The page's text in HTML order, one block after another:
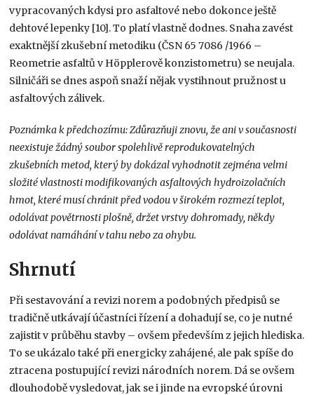
vypracovaných kdysi pro asfaltové nebo dokonce ještě
dehtové lepenky [10]. To platí vlastně dodnes. Snaha zavést
exaktnější zkušební metodiku (ČSN 65 7086 /1966 –
Reometrie asfaltů v Höpplerově konzistometru) se neujala.
Silničáři se dnes aspoň snaží nějak vystihnout pružnost u
asfaltových zálivek.
Poznámka k předchozímu: Zdůrazňuji znovu, že ani v současnosti
neexistuje žádný soubor spolehlivě reprodukovatelných
zkušebních metod, který by dokázal vyhodnotit zejména velmi
složité vlastnosti modifikovaných asfaltových hydroizolačních
hmot, které musí chránit před vodou v širokém rozmezí teplot,
odolávat povětrnosti plošně, držet vrstvy dohromady, někdy
odolávat namáhání v tahu nebo za ohybu.
Shrnutí
Při sestavování a revizi norem a podobných předpisů se
tradičně utkávají účastníci řízení a dohadují se, co je nutné
zajistit v průběhu stavby – ovšem především z jejich hlediska.
To se ukázalo také při energicky zahájené, ale pak spíše do
ztracena postupující revizi národních norem. Dá se ovšem
dlouhodobě vysledovat, jak se i jinde na evropské úrovni